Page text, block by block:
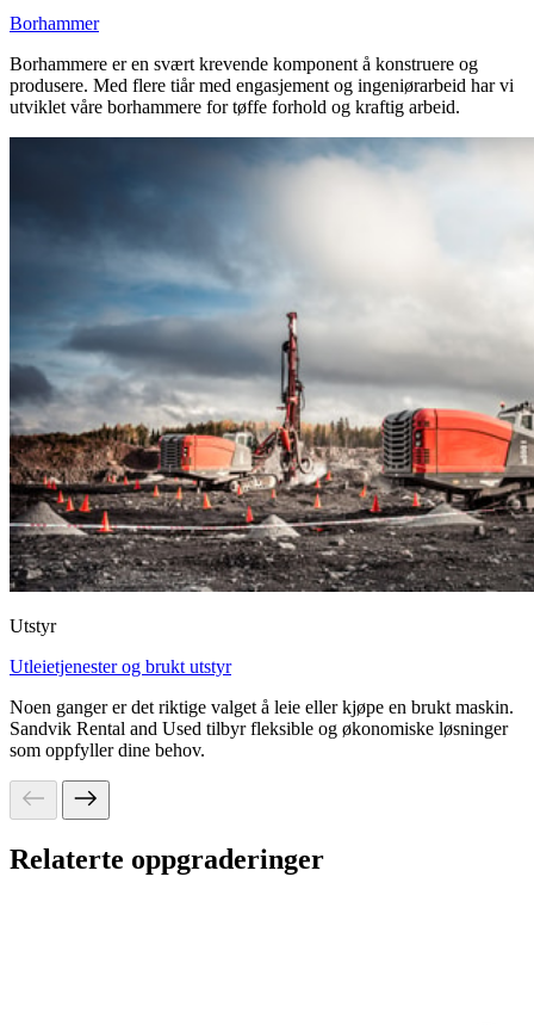
Borhammer
Borhammere er en svært krevende komponent å konstruere og
produsere. Med flere tiår med engasjement og ingeniørarbeid har vi
utviklet våre borhammere for tøffe forhold og kraftig arbeid.
Utstyr
Utleietjenester og brukt utstyr
Noen ganger er det riktige valget å leie eller kjøpe en brukt maskin.
Sandvik Rental and Used tilbyr fleksible og økonomiske løsninger
som oppfyller dine behov.
Relaterte oppgraderinger